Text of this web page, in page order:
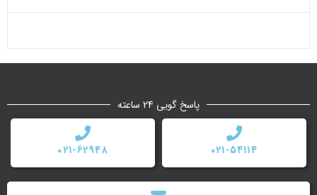
پاسخ گویی 24 ساعته
021-54114
021-62948